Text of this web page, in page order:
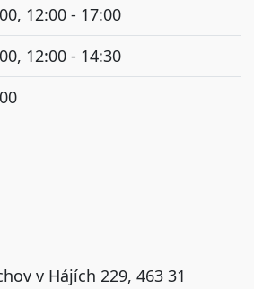
12:00 - 17:00
12:00 - 14:30
v Hájích 229, 463 31